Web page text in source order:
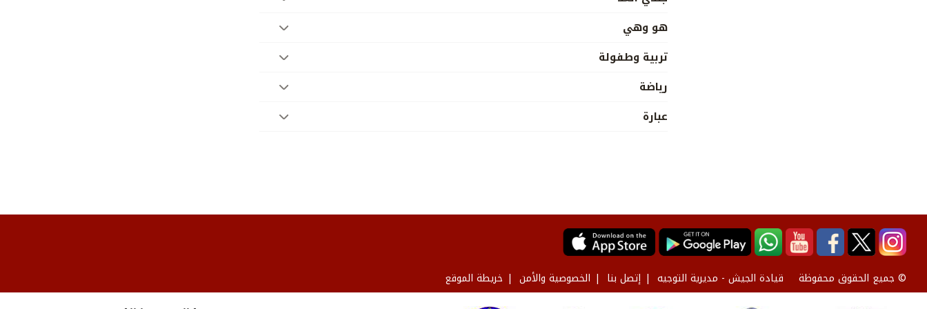
هو وهي
تربية وطفولة
رياضة
عبارة
© جميع الحقوق محفوظة قيادة الجيش - مديرية التوجيه إتصل بنا الخصوصية والأمن خريطة الموقع